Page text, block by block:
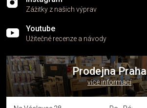
Zážitky z našich výprav
Youtube
Užitečné recenze a návody
Prodejna Praha
více informací